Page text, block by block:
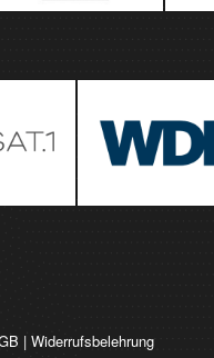
|Widerrufsbelehrung